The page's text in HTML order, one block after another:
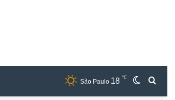
São Paulo 18 ℃